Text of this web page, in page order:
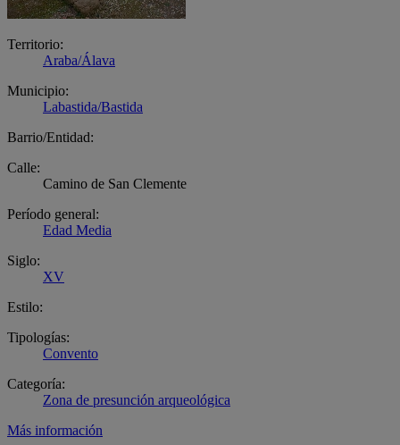
Territorio:
Araba/Álava
Municipio:
Labastida/Bastida
Barrio/Entidad:
Calle:
Camino de San Clemente
Período general:
Edad Media
Siglo:
XV
Estilo:
Tipologías:
Convento
Categoría:
Zona de presunción arqueológica
Más información